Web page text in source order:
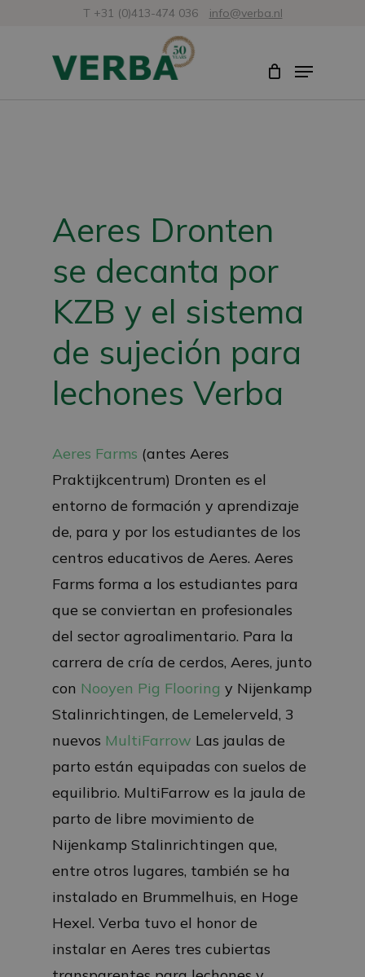
contenido
T +31 (0)413-474 036 info@verba.nl
Menú
Aeres Dronten
se decanta por
KZB y el sistema
de sujeción para
lechones Verba
Aeres Farms (antes Aeres
Praktijkcentrum) Dronten es el
entorno de formación y aprendizaje
de, para y por los estudiantes de los
centros educativos de Aeres. Aeres
Farms forma a los estudiantes para
que se conviertan en profesionales
del sector agroalimentario. Para la
carrera de cría de cerdos, Aeres, junto
con Nooyen Pig Flooring y Nijenkamp
Stalinrichtingen, de Lemelerveld, 3
nuevos MultiFarrow Las jaulas de
parto están equipadas con suelos de
equilibrio. MultiFarrow es la jaula de
parto de libre movimiento de
Nijenkamp Stalinrichtingen que,
entre otros lugares, también se ha
instalado en Brummelhuis, en Hoge
Hexel. Verba tuvo el honor de
instalar en Aeres tres cubiertas